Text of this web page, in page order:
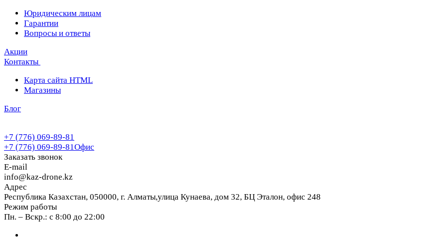
Юридическим лицам
Гарантии
Вопросы и ответы
Акции
Контакты
Карта сайта HTML
Магазины
Блог
+7 (776) 069-89-81
+7 (776) 069-89-81Офис
Заказать звонок
E-mail
info@kaz-drone.kz
Адрес
Республика Казахстан, 050000, г. Алматы,улица Кунаева, дом 32, БЦ Эталон, офис 248
Режим работы
Пн. – Вскр.: с 8:00 до 22:00